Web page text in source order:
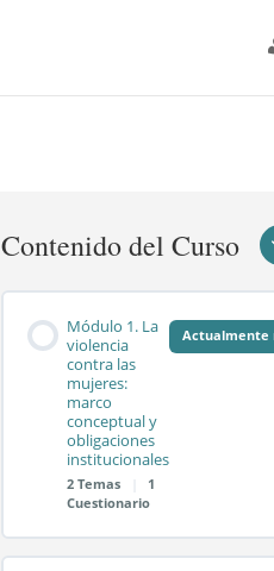
Contenido del Curso
Módulo 1. La
violencia
contra las
mujeres:
marco
conceptual y
obligaciones
institucionales
2 Temas
1
Cuestionario
Actualmente